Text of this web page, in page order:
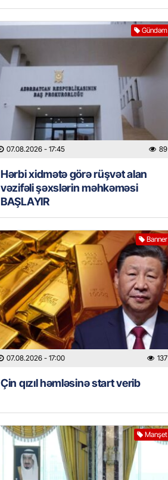
Gündəm
07.08.2026 - 17:45 89
Hərbi xidmətə görə rüşvət alan
vəzifəli şəxslərin məhkəməsi
BAŞLAYIR
Banner
07.08.2026 - 17:00 137
Çin qızıl həmləsinə start verib
Manşet